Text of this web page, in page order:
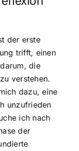
der erste
trifft, einen
die
verstehen.
dazu, eine
unzufrieden
ich nach
der